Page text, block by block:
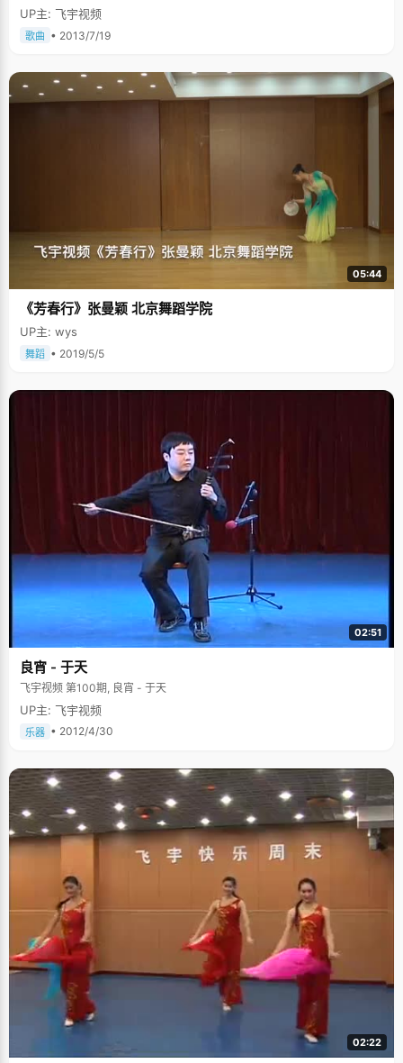
UP主: 飞宇视频
歌曲 • 2013/7/19
05:44
《芳春行》张曼颖 北京舞蹈学院
UP主: wys
舞蹈 • 2019/5/5
02:51
良宵 - 于天
飞宇视频 第100期, 良宵 - 于天
UP主: 飞宇视频
乐器 • 2012/4/30
02:22